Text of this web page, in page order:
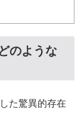
のような
た驚異的存在